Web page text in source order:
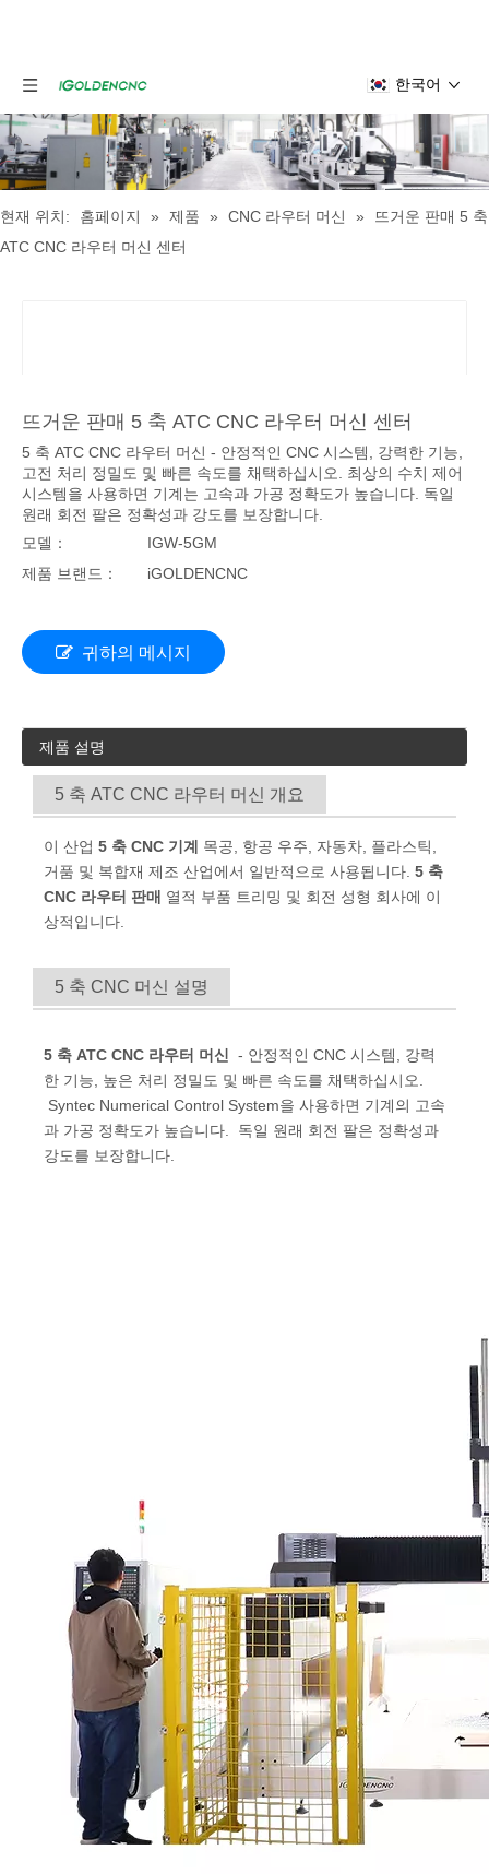
한국어
현재 위치: 홈페이지 » 제품 » CNC 라우터 머신 »
뜨거운 판매 5 축
ATC CNC 라우터 머신 센터
뜨거운 판매 5 축 ATC CNC 라우터 머신 센터
5 축 ATC CNC 라우터 머신 - 안정적인 CNC 시스템, 강력한 기능,
고전 처리 정밀도 및 빠른 속도를 채택하십시오. 최상의 수치 제어
시스템을 사용하면 기계는 고속과 가공 정확도가 높습니다. 독일
원래 회전 팔은 정확성과 강도를 보장합니다.
모델：
IGW-5GM
제품 브랜드：
iGOLDENCNC
귀하의 메시지
제품 설명
5 축 ATC CNC 라우터 머신 개요
이 산업 5 축 CNC 기계 목공, 항공 우주, 자동차, 플라스틱,
거품 및 복합재 제조 산업에서 일반적으로 사용됩니다. 5 축
CNC 라우터 판매 열적 부품 트리밍 및 회전 성형 회사에 이
상적입니다.
5 축 CNC 머신 설명
5 축 ATC CNC 라우터 머신
- 안정적인 CNC 시스템, 강력
한 기능, 높은 처리 정밀도 및 빠른 속도를 채택하십시오.
Syntec Numerical Control System을 사용하면 기계의 고속
과 가공 정확도가 높습니다. 독일 원래 회전 팔은 정확성과
강도를 보장합니다.